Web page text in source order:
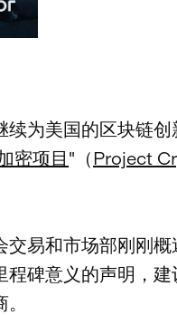
续为美国的区块链
密项目 "（Project
易和市场部刚刚概
程碑意义的声明，